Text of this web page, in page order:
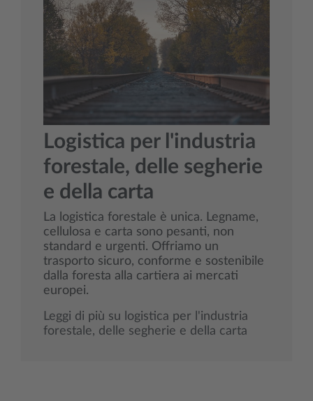
Logistica per l'industria
forestale, delle segherie
e della carta
La logistica forestale è unica. Legname,
cellulosa e carta sono pesanti, non
standard e urgenti. Offriamo un
trasporto sicuro, conforme e sostenibile
dalla foresta alla cartiera ai mercati
europei.
Leggi di più su logistica per l'industria
forestale, delle segherie e della carta